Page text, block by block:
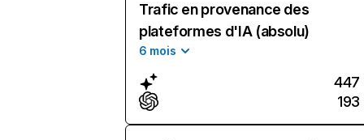
Trafic en provenance des
plateformes d'IA (absolu)
6 mois
447
193